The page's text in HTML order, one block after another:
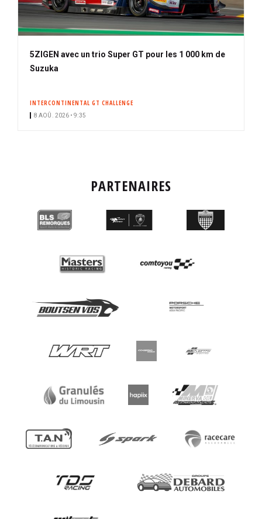
5ZIGEN avec un trio Super GT pour les 1 000 km de
Suzuka
INTERCONTINENTAL GT CHALLENGE
8 AOÛ. 2026 • 9:35
PARTENAIRES